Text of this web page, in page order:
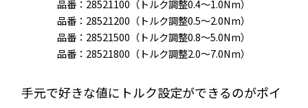
品番：28521100（トルク調整0.4～1.0Nm）
品番：28521200（トルク調整0.5～2.0Nm）
品番：28521500（トルク調整0.8～5.0Nm）
品番：28521800（トルク調整2.0～7.0Nm）
手元で好きな値にトルク設定ができるのがポイ